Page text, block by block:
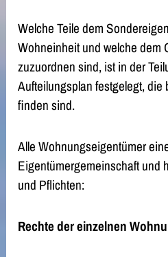
Welche Teile dem
Wohneinheit und welche dem
zuzuordnen sind, ist in der
Aufteilungsplan festgelegt,
finden sind.
Alle Wohnungseigentümer
Eigentümergemeinschaft und
und Pflichten:
Rechte der einzelnen